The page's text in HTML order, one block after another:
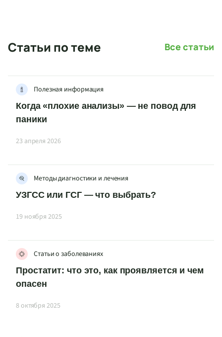
Статьи по теме Все статьи
Полезная информация
Когда «плохие анализы» — не повод для
паники
23 апреля 2026
Методы диагностики и лечения
УЗГСС или ГСГ — что выбрать?
19 ноября 2025
Статьи о заболеваниях
Простатит: что это, как проявляется и чем
опасен
8 октября 2025